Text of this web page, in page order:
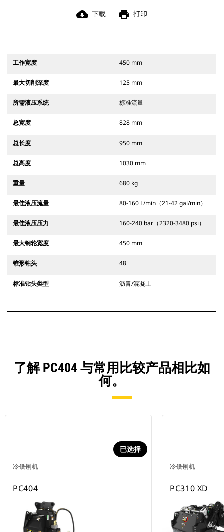
cloud_download 下载 print 打印
工作宽度 450 mm
最大切削深度 125 mm
所需液压系统 标准流量
总宽度 828 mm
总长度 950 mm
总高度 1030 mm
重量 680 kg
最佳液压流量 80-160 L/min（21-42 gal/min）
最佳液压压力 160-240 bar（2320-3480 psi）
最大钢轮宽度 450 mm
锥形钻头 48
标准钻头类型 沥青/混凝土
了解 PC404 与常用比较产品相比如
何。
冷铣刨机
已选择
PC404
冷铣刨机
PC310 XD